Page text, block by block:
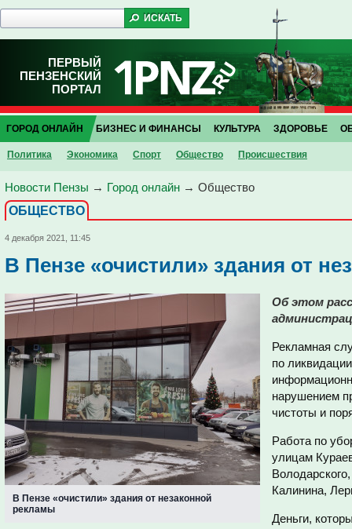
ПЕРВЫЙ
ПЕНЗЕНСКИЙ
ПОРТАЛ
ГОРОД ОНЛАЙН
Политика Экономика Спорт Общество Проиcшествия
БИЗНЕС И ФИНАНСЫ КУЛЬТУРА ЗДОРОВЬЕ
Новости Пензы → Город онлайн → Общество
ОБЩЕСТВО
4 декабря 2021, 11:45
В Пензе «очистили» здания от
В Пензе «очистили» здания от незаконной
рекламы
Об этом
Рекламная
по
нарушением
чистоты и
Работа по
улицам
Калинина,
Деньги,